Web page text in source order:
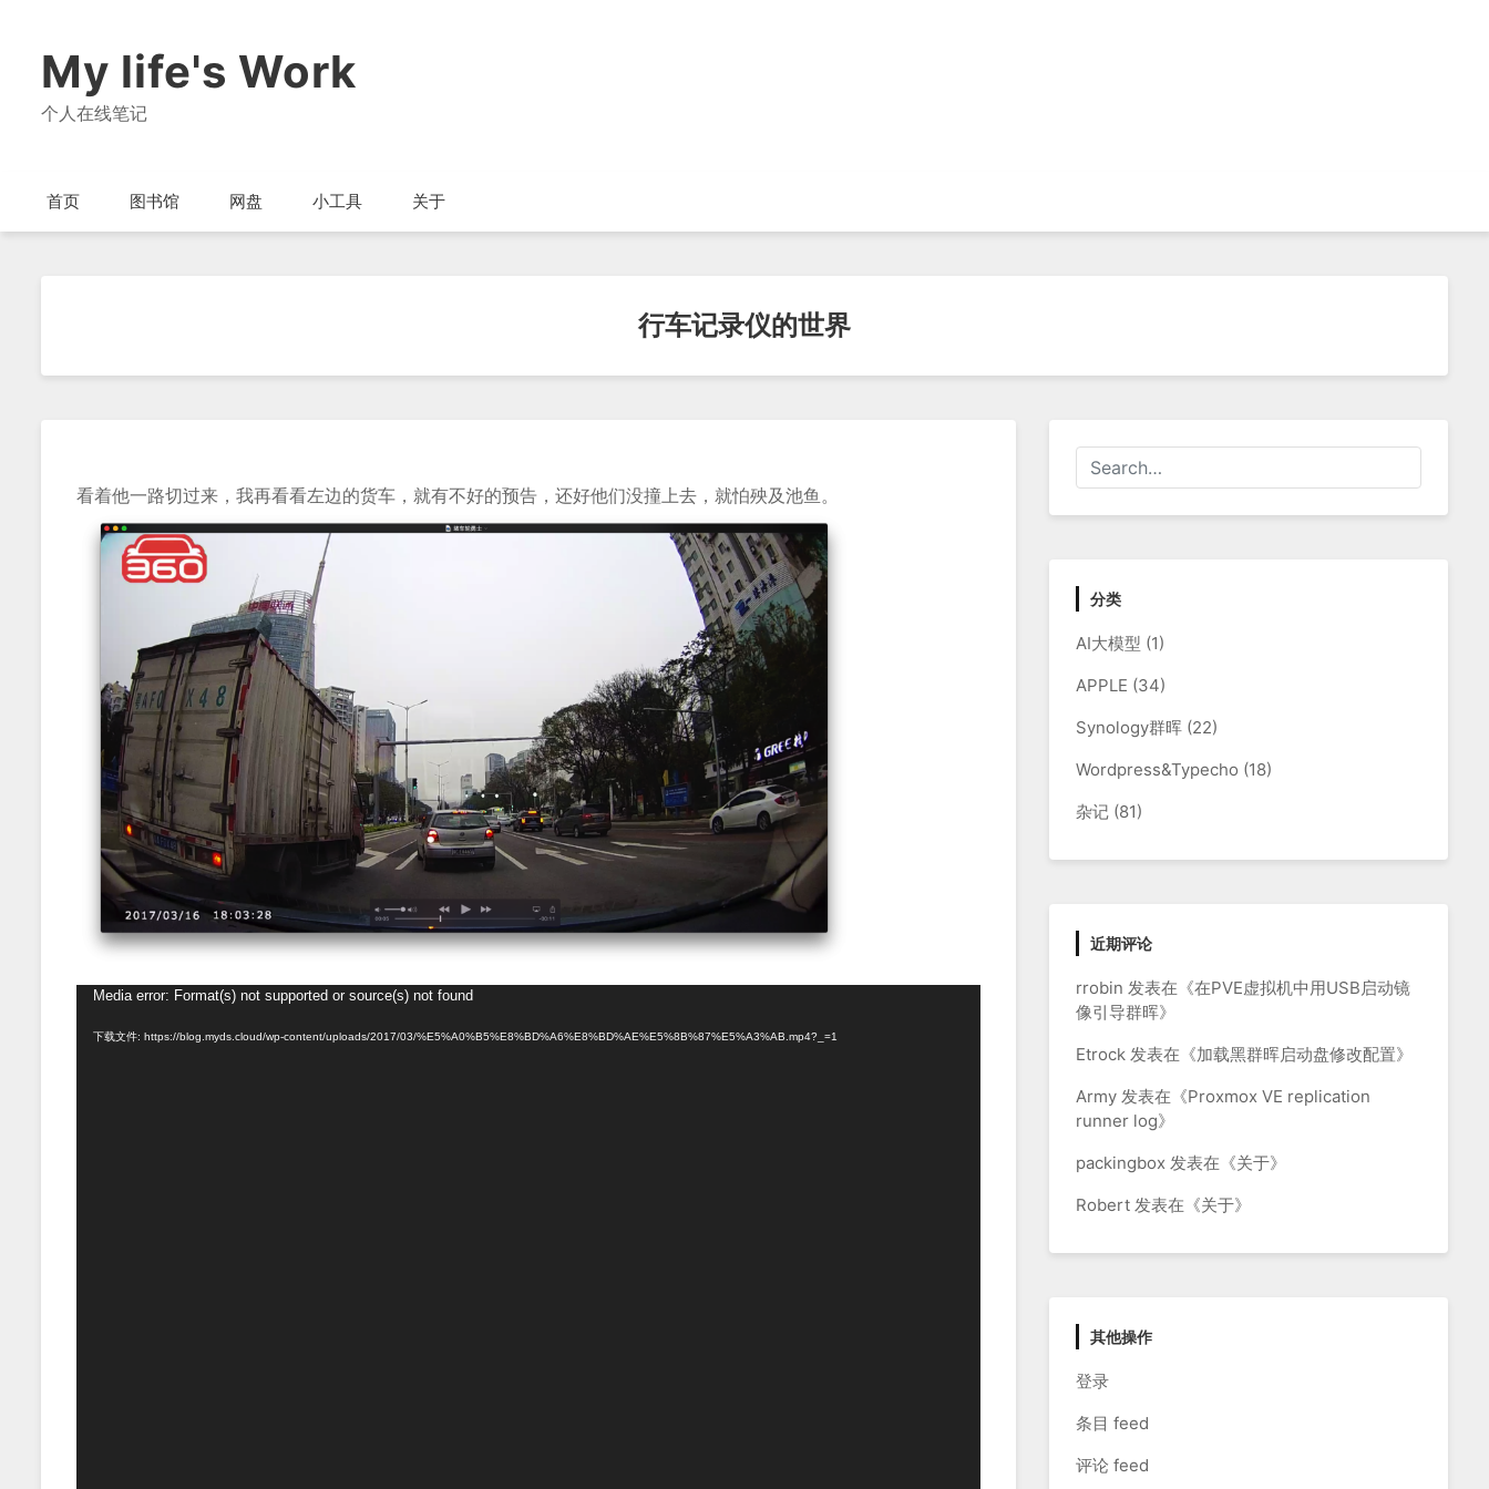
My life's Work
个人在线笔记
首页 图书馆 网盘 小工具 关于
行车记录仪的世界
看着他一路切过来，我再看看左边的货车，就有不好的预告，还好他们没撞上去，就怕殃及池鱼。
Media error: Format(s) not supported or source(s) not found
下载文件: https://blog.myds.cloud/wp-content/uploads/2017/03/%E5%A0%B5%E8%BD%A6%E8%BD%AE%E5%8B%87%E5%A3%AB.mp4?_=1
分类
AI大模型 (1)
APPLE (34)
Synology群晖 (22)
Wordpress&Typecho (18)
杂记 (81)
近期评论
rrobin 发表在《在PVE虚拟机中用USB启动镜
像引导群晖》
Etrock 发表在《加载黑群晖启动盘修改配置》
Army 发表在《Proxmox VE replication
runner log》
packingbox 发表在《关于》
Robert 发表在《关于》
其他操作
登录
条目 feed
评论 feed